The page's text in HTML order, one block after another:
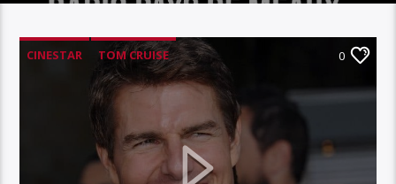
CINESTAR TOM CRUISE 0